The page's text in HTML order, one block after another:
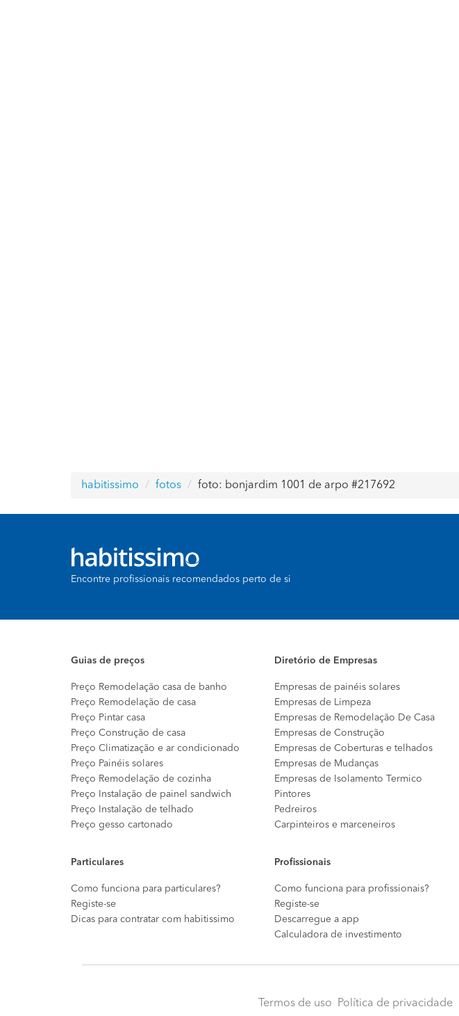
habitissimo fotos foto: bonjardim 1001 de arpo #217692
Encontre profissionais recomendados perto de si
Guias de preços
Preço Remodelação casa de banho
Preço Remodelação de casa
Preço Pintar casa
Preço Construção de casa
Preço Climatização e ar condicionado
Preço Painéis solares
Preço Remodelação de cozinha
Preço Instalação de painel sandwich
Preço Instalação de telhado
Preço gesso cartonado
Diretório de Empresas
Empresas de painéis solares
Empresas de Limpeza
Empresas de Remodelação De Casa
Empresas de Construção
Empresas de Coberturas e telhados
Empresas de Mudanças
Empresas de Isolamento Termico
Pintores
Pedreiros
Carpinteiros e marceneiros
Particulares
Como funciona para particulares?
Registe-se
Dicas para contratar com habitissimo
Profissionais
Como funciona para profissionais?
Registe-se
Descarregue a app
Calculadora de investimento
Termos de uso Política de privacidade